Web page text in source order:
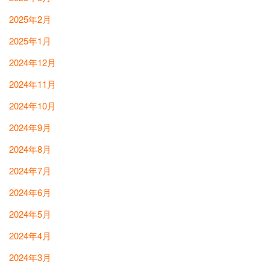
2025年2月
2025年1月
2024年12月
2024年11月
2024年10月
2024年9月
2024年8月
2024年7月
2024年6月
2024年5月
2024年4月
2024年3月